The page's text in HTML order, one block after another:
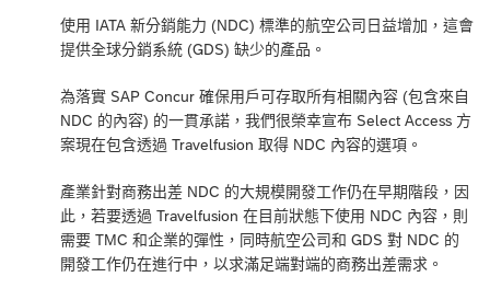
使用 IATA 新分銷能力 (NDC) 標準的航空公司日益增加，這會
提供全球分銷系統 (GDS) 缺少的產品。
為落實 SAP Concur 確保用戶可存取所有相關內容 (包含來自
NDC 的內容) 的一貫承諾，我們很榮幸宣布 Select Access 方
案現在包含透過 Travelfusion 取得 NDC 內容的選項。
產業針對商務出差 NDC 的大規模開發工作仍在早期階段，因
此，若要透過 Travelfusion 在目前狀態下使用 NDC 內容，則
需要 TMC 和企業的彈性，同時航空公司和 GDS 對 NDC 的
開發工作仍在進行中，以求滿足端對端的商務出差需求。